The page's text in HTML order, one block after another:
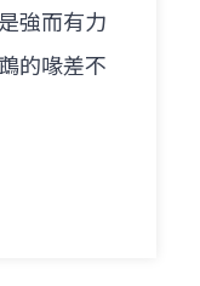
強而有力
的喙差不